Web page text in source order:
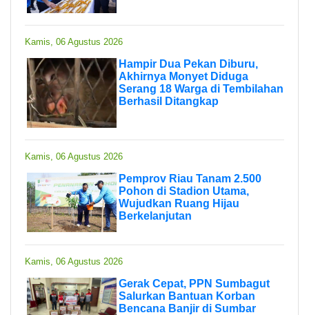
Kamis, 06 Agustus 2026
Hampir Dua Pekan Diburu,
Akhirnya Monyet Diduga
Serang 18 Warga di Tembilahan
Berhasil Ditangkap
Kamis, 06 Agustus 2026
Pemprov Riau Tanam 2.500
Pohon di Stadion Utama,
Wujudkan Ruang Hijau
Berkelanjutan
Kamis, 06 Agustus 2026
Gerak Cepat, PPN Sumbagut
Salurkan Bantuan Korban
Bencana Banjir di Sumbar